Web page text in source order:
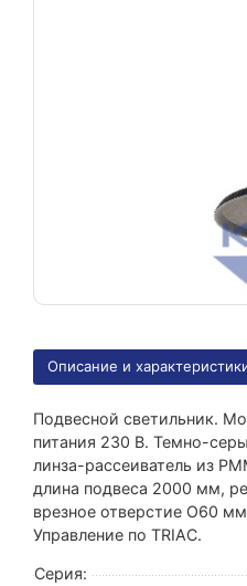
Описание и
Подвесной светильник.
питания 230 В. Темно-
линза-рассеиватель из
длина подвеса 2000 мм,
врезное отверстие O60
Управление по TRIAC.
Серия: